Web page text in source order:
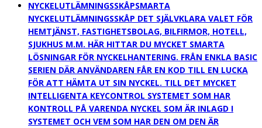
NYCKELUTLÄMNINGSSKÅPSMARTA
NYCKELUTLÄMNINGSSKÅP DET SJÄLVKLARA VALET FÖR
HEMTJÄNST, FASTIGHETSBOLAG, BILFIRMOR, HOTELL,
SJUKHUS M.M. HÄR HITTAR DU MYCKET SMARTA
LÖSNINGAR FÖR NYCKELHANTERING. FRÅN ENKLA BASIC
SERIEN DÄR ANVÄNDAREN FÅR EN KOD TILL EN LUCKA
FÖR ATT HÄMTA UT SIN NYCKEL. TILL DET MYCKET
INTELLIGENTA KEYCONTROL SYSTEMET SOM HAR
KONTROLL PÅ VARENDA NYCKEL SOM ÄR INLAGD I
SYSTEMET OCH VEM SOM HAR DEN OM DEN ÄR